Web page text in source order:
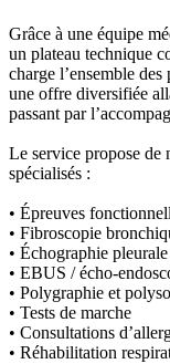
Grâce à une équipe
un plateau technique
charge l’ensemble
une offre diversifiée
passant par
Le service propose de
spécialisés :
• Épreuves
• Fibroscopie
• Échographie
• EBUS / écho-
• Polygraphie et
• Tests de marche
• Consultations
• Réhabilitation